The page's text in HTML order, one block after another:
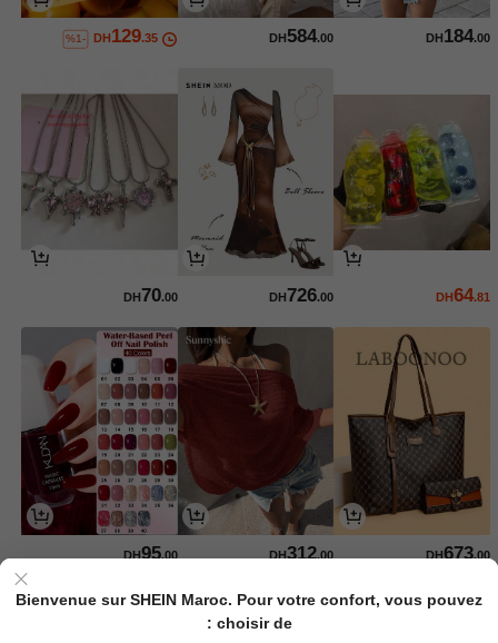
DH 184.00
DH584.00
DH 129.35
%1-
DH64.81
DH726.00
DH70.00
DH673.00
DH312.00
DH95.00
Bienvenue sur SHEIN Maroc. Pour votre confort, vous pouvez
choisir de :